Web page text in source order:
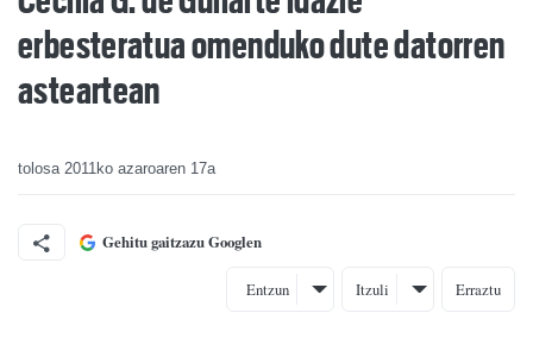
erbesteratua omenduko dute datorren
asteartean
tolosa 2011ko azaroaren 17a
Gehitu gaitzazu Googlen
Entzun Itzuli Erraztu